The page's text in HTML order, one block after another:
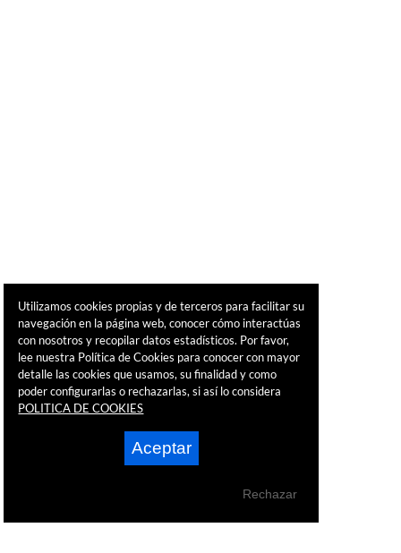
Utilizamos cookies propias y de terceros para facilitar su
navegación en la página web, conocer cómo interactúas
con nosotros y recopilar datos estadísticos. Por favor,
lee nuestra Política de Cookies para conocer con mayor
detalle las cookies que usamos, su finalidad y como
poder configurarlas o rechazarlas, si así lo considera
POLITICA DE COOKIES
Aceptar
Rechazar